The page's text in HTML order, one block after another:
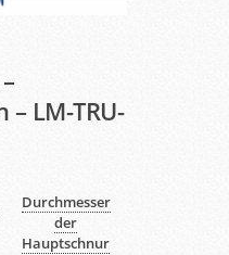
LM-TRU-
Durchmesser
der
Hauptschnur